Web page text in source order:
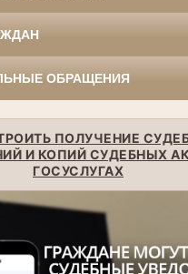
ОБРАЩЕНИЯ
ПОЛУЧЕНИЕ
И КОПИЙ СУДЕБНЫХ
ГОСУСЛУГАХ